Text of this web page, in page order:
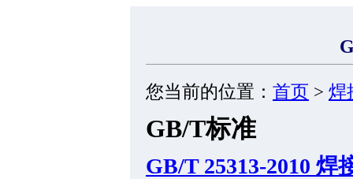
您当前的位置： 首页 > 焊
GB/T标准
GB/T 25313-2010